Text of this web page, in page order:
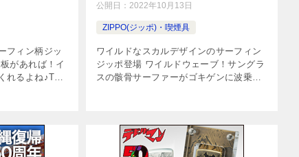
フィン柄ジッ
があれば！イ
れるよね♪Tシ
公開日： 2022年10月13日
ZIPPO(ジッポ)・喫煙具
ワイルドなスカルデザインのサーフィン
ジッポ登場 ワイルドウェーブ！サングラ
スの骸骨サーファーがゴキゲンに波乗
にオ […]